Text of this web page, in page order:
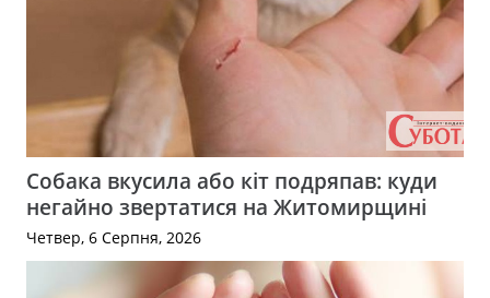
Собака вкусила або кіт подряпав: куди
негайно звертатися на Житомирщині
Четвер, 6 Серпня, 2026